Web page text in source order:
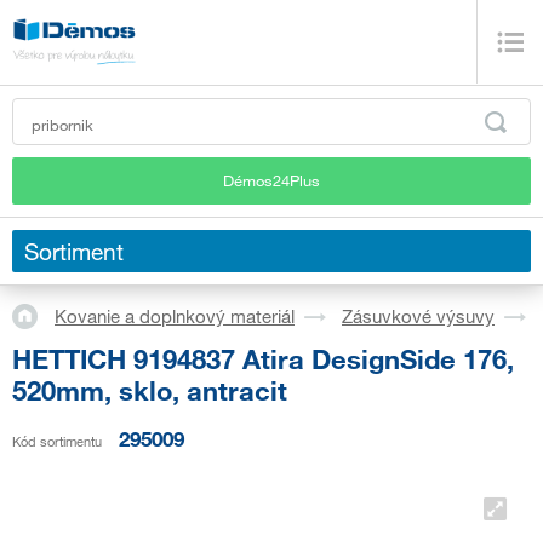
Démos24Plus
Sortiment
Kovanie a doplnkový materiál Zásuvkové výsuvy
HETTICH 9194837 Atira DesignSide 176,
520mm, sklo, antracit
Kód sortimentu 295009